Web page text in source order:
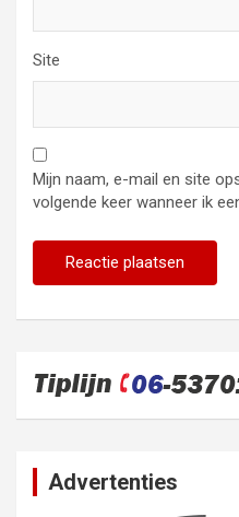
Site
Mijn naam, e-mail en site
volgende keer wanneer ik
Advertenties